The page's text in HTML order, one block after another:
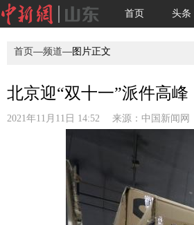
首页 头条
首页—频道—图片正文
北京迎“双十一”派件高峰
2021年11月11日 14:52 来源： 中国新闻网